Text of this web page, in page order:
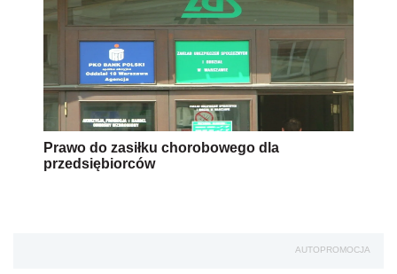
Prawo do zasiłku chorobowego dla
przedsiębiorców
AUTOPROMOCJA